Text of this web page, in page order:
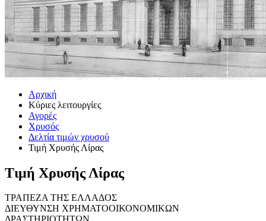
Αρχική
Κύριες λειτουργίες
Αγορές
Χρυσός
Δελτία τιμών χρυσού
Τιμή Χρυσής Λίρας
Τιμή Χρυσής Λίρας
ΤΡΑΠΕΖΑ ΤΗΣ ΕΛΛΑΔΟΣ
ΔΙΕΥΘΥΝΣΗ ΧΡΗΜΑΤΟΟΙΚΟΝΟΜΙΚΩΝ